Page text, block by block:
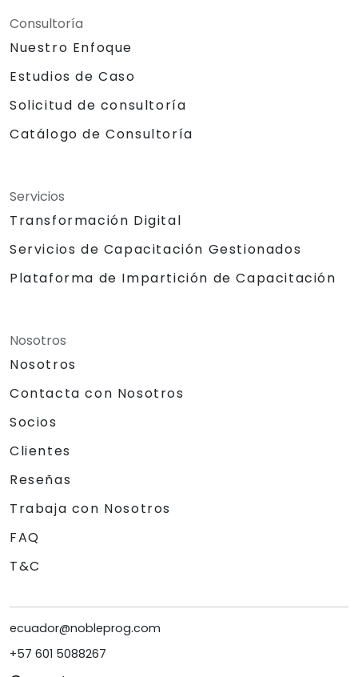
Consultoría
Nuestro Enfoque
Estudios de Caso
Solicitud de consultoría
Catálogo de Consultoría
Servicios
Transformación Digital
Servicios de Capacitación Gestionados
Plataforma de Impartición de Capacitación
Nosotros
Nosotros
Contacta con Nosotros
Socios
Clientes
Reseñas
Trabaja con Nosotros
FAQ
T&C
ecuador@nobleprog.com
+57 601 5088267